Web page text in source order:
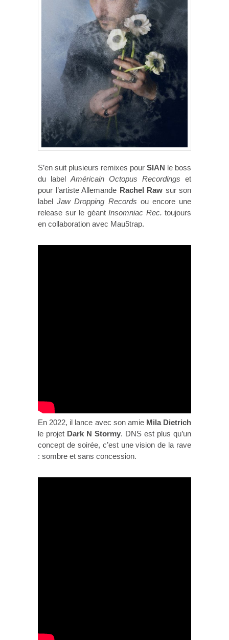
S’en suit plusieurs remixes pour SIAN le boss
du label Américain Octopus Recordings et
pour l’artiste Allemande Rachel Raw sur son
labelJaw Dropping Records ou encore une
release sur le géant Insomniac Rec. toujours
en collaboration avec Mau5trap.
En 2022, il lance avec son amie Mila Dietrich
le projet Dark N Stormy. DNS est plus qu’un
concept de soirée, c’est une vision de la rave
: sombre et sans concession.